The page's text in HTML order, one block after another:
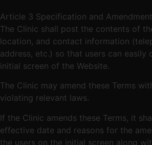
Article 3 Specification and
The Clinic shall post the contents of
location, and contact information
address, etc.) so that users can easily
initial screen of the Website.
The Clinic may amend these Terms
violating relevant laws.
If the Clinic amends these Terms, it
effective date and reasons for the
the users on the initial screen along